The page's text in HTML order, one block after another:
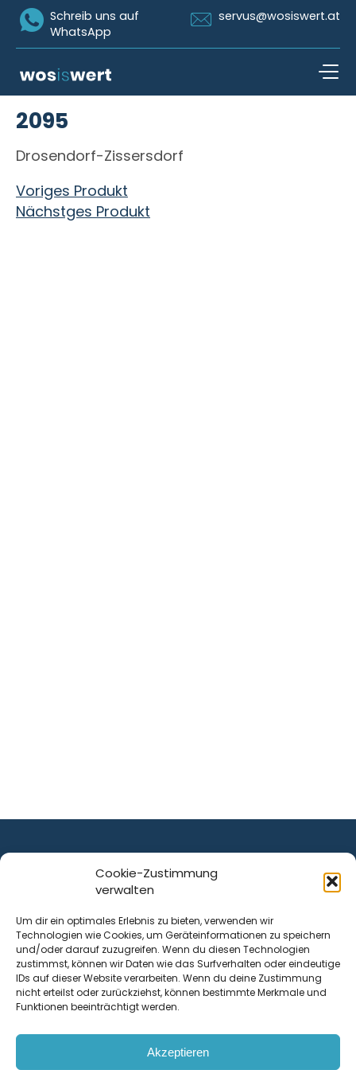
Cookie-Zustimmung
verwalten
Um dir ein optimales Erlebnis zu bieten, verwenden wir
Technologien wie Cookies, um Geräteinformationen zu speichern
und/oder darauf zuzugreifen. Wenn du diesen Technologien
zustimmst, können wir Daten wie das Surfverhalten oder eindeutige
IDs auf dieser Website verarbeiten. Wenn du deine Zustimmung
nicht erteilst oder zurückziehst, können bestimmte Merkmale und
Funktionen beeinträchtigt werden.
Akzeptieren
Icon Whatsapp
Schreib uns auf
WhatsApp
Icon Email
servus@wosiswert.at
2095
Drosendorf-Zissersdorf
Beitragsnavigation
Voriges Produkt
Nächstges Produkt
ist ein Service von
Krenn Real GmbH
Tischlerstraße 12
4050Traun| Österreich
Kontakt